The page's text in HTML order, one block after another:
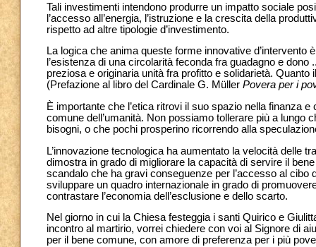
Tali investimenti intendono produrre un impatto sociale
l’accesso all’energia, l’istruzione e la crescita della
rispetto ad altre tipologie d’investimento.
La logica che anima queste forme innovative
l’esistenza di una circolarità feconda fra guadagno e
preziosa e originaria unità fra profitto e solidarietà.
(Prefazione al libro del Cardinale G. Müller Povera per i
È importante che l’etica ritrovi il suo spazio nella finanza
comune dell’umanità. Non possiamo tollerare più a lungo
bisogni, o che pochi prosperino ricorrendo alla
L’innovazione tecnologica ha aumentato la velocità delle
dimostra in grado di migliorare la capacità di servire il
scandalo che ha gravi conseguenze per l’accesso al cibo
sviluppare un quadro internazionale in grado di
contrastare l’economia dell’esclusione e dello scarto.
Nel giorno in cui la Chiesa festeggia i santi Quirico e
incontro al martirio, vorrei chiedere con voi al Signore di
per il bene comune, con amore di preferenza per i più